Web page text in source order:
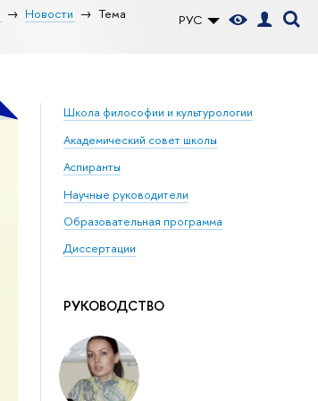
РУС
Новости
Тема
Школа философии и культурологии
Академический совет школы
Аспиранты
Научные руководители
Образовательная программа
Диссертации
РУКОВОДСТВО